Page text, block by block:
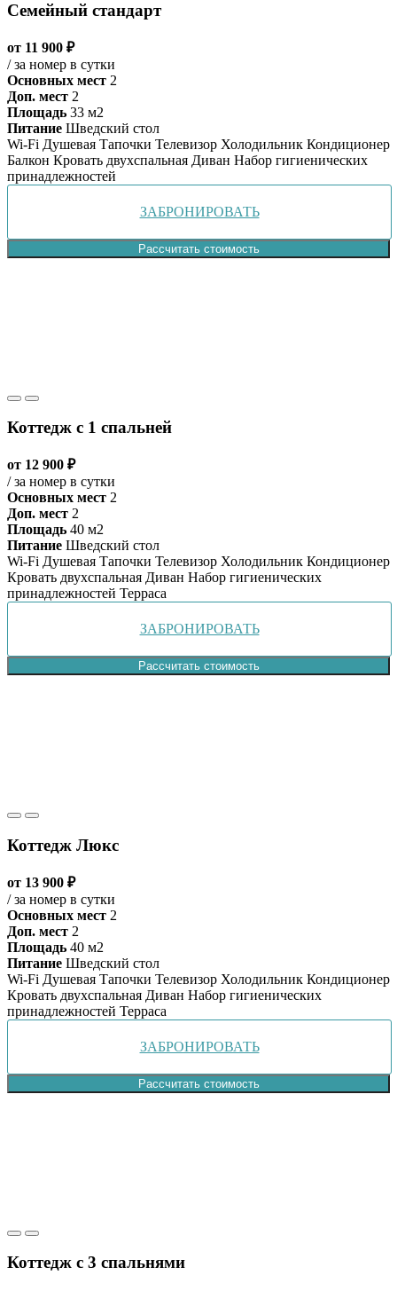
Семейный стандарт
от 11 900 ₽
/ за номер в сутки
Основных мест 2
Доп. мест 2
Площадь 33 м2
Питание Шведский стол
Wi-Fi Душевая Тапочки Телевизор Холодильник Кондиционер
Балкон Кровать двухспальная Диван Набор гигиенических
принадлежностей
ЗАБРОНИРОВАТЬ
Рассчитать стоимость
Коттедж с 1 спальней
от 12 900 ₽
/ за номер в сутки
Основных мест 2
Доп. мест 2
Площадь 40 м2
Питание Шведский стол
Wi-Fi Душевая Тапочки Телевизор Холодильник Кондиционер
Кровать двухспальная Диван Набор гигиенических
принадлежностей Терраса
ЗАБРОНИРОВАТЬ
Рассчитать стоимость
Коттедж Люкс
от 13 900 ₽
/ за номер в сутки
Основных мест 2
Доп. мест 2
Площадь 40 м2
Питание Шведский стол
Wi-Fi Душевая Тапочки Телевизор Холодильник Кондиционер
Кровать двухспальная Диван Набор гигиенических
принадлежностей Терраса
ЗАБРОНИРОВАТЬ
Рассчитать стоимость
Коттедж с 3 спальнями